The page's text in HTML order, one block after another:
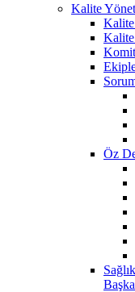
Kalite
Kalite
Öz